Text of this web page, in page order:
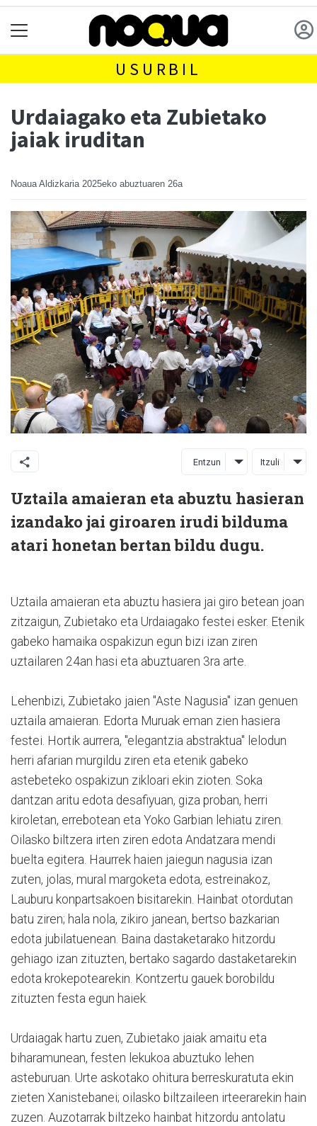
USURBIL
Urdaiagako eta Zubietako
jaiak iruditan
Noaua Aldizkaria 2025eko abuztuaren 26a
Entzun Itzuli
Uztaila amaieran eta abuztu hasieran
izandako jai giroaren irudi bilduma
atari honetan bertan bildu dugu.
Uztaila amaieran eta abuztu hasiera jai giro betean joan
zitzaigun, Zubietako eta Urdaiagako festei esker. Etenik
gabeko hamaika ospakizun egun bizi izan ziren
uztailaren 24an hasi eta abuztuaren 3ra arte.
Lehenbizi, Zubietako jaien "Aste Nagusia" izan genuen
uztaila amaieran. Edorta Muruak eman zien hasiera
festei. Hortik aurrera, "elegantzia abstraktua" lelodun
herri afarian murgildu ziren eta etenik gabeko
astebeteko ospakizun zikloari ekin zioten. Soka
dantzan aritu edota desafiyuan, giza proban, herri
kiroletan, errebotean eta Yoko Garbian lehiatu ziren.
Oilasko biltzera irten ziren edota Andatzara mendi
buelta egitera. Haurrek haien jaiegun nagusia izan
zuten, jolas, mural margoketa edota, estreinakoz,
Lauburu konpartsakoen bisitarekin. Hainbat otordutan
batu ziren; hala nola, zikiro janean, bertso bazkarian
edota jubilatuenean. Baina dastaketarako hitzordu
gehiago izan zituzten, bertako sagardo dastaketarekin
edota krokepotearekin. Kontzertu gauek borobildu
zituzten festa egun haiek.
Urdaiagak hartu zuen, Zubietako jaiak amaitu eta
biharamunean, festen lekukoa abuztuko lehen
asteburuan. Urte askotako ohitura berreskuratuta ekin
zieten Xanistebanei; oilasko biltzaileen irteerarekin hain
zuzen. Auzotarrak biltzeko hainbat hitzordu antolatu